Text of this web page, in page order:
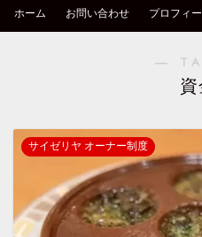
ホーム お問い合わせ プロフィ
―
資
サイゼリヤ オーナー制度